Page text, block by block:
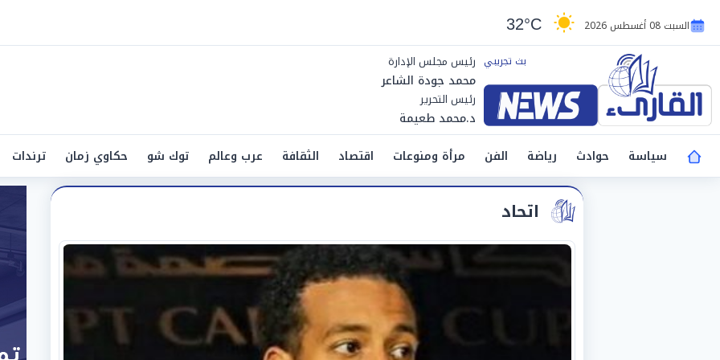
السبت 08 أغسطس 2026 32°C
رئيس مجلس الإدارة
محمد جودة الشاعر
رئيس التحرير
د.محمد طعيمة
سياسة
حوادث رياضة الفن مرأة ومنوعات اقتصاد الثقافة عرب وعالم توك شو حكاوي زمان ترندات
اتحاد